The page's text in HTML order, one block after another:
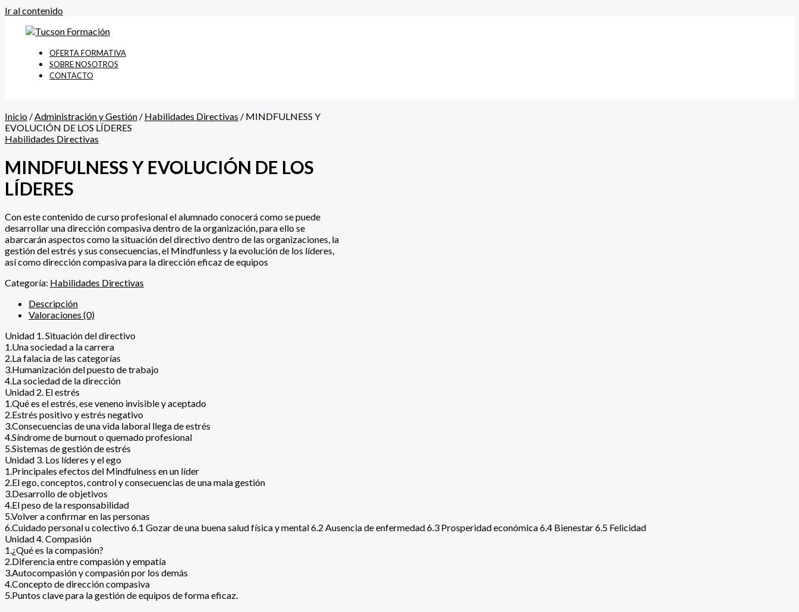
Ir al contenido
OFERTA FORMATIVA
SOBRE NOSOTROS
CONTACTO
Inicio /Administración y Gestión / Habilidades Directivas / MINDFULNESS Y
EVOLUCIÓN DE LOS LÍDERES
Habilidades Directivas
MINDFULNESS Y EVOLUCIÓN DE LOS
LÍDERES
Con este contenido de curso profesional el alumnado conocerá como se puede
desarrollar una dirección compasiva dentro de la organización, para ello se
abarcarán aspectos como la situación del directivo dentro de las organizaciones, la
gestión del estrés y sus consecuencias, el Mindfunless y la evolución de los líderes,
así como dirección compasiva para la dirección eficaz de equipos
Categoría: Habilidades Directivas
Descripción
Valoraciones (0)
Unidad 1. Situación del directivo
1.Una sociedad a la carrera
2.La falacia de las categorías
3.Humanización del puesto de trabajo
4.La sociedad de la dirección
Unidad 2. El estrés
1.Qué es el estrés, ese veneno invisible y aceptado
2.Estrés positivo y estrés negativo
3.Consecuencias de una vida laboral llega de estrés
4.Síndrome de burnout o quemado profesional
5.Sistemas de gestión de estrés
Unidad 3. Los líderes y el ego
1.Principales efectos del Mindfulness en un líder
2.El ego, conceptos, control y consecuencias de una mala gestión
3.Desarrollo de objetivos
4.El peso de la responsabilidad
5.Volver a confirmar en las personas
6.Cuidado personal u colectivo 6.1 Gozar de una buena salud física y mental 6.2 Ausencia de enfermedad 6.3 Prosperidad económica 6.4 Bienestar 6.5 Felicidad
Unidad 4. Compasión
1.¿Qué es la compasión?
2.Diferencia entre compasión y empatía
3.Autocompasión y compasión por los demás
4.Concepto de dirección compasiva
5.Puntos clave para la gestión de equipos de forma eficaz.